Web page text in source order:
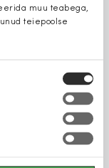
muu teabega,
teiepoolse